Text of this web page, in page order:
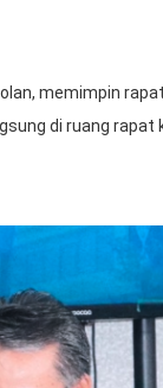
memimpin
di ruang rapat